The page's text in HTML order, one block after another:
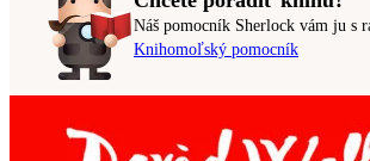
Náš pomocník Sherlock vám ju s
Knihomoľský pomocník